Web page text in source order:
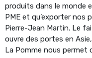
produits dans le monde
PME et qu’exporter nos
Pierre-Jean Martin. Le
ouvre des portes en
La Pomme nous